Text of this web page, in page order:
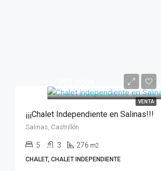
VENTA
¡¡¡Chalet Independiente en Salinas!!!
Salinas, Castrillón
5 3 276 m2
CHALET, CHALET INDEPENDIENTE